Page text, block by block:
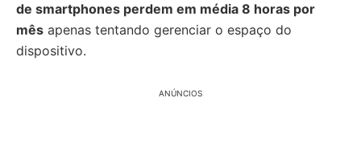
de smartphones perdem em média 8 horas por
mês apenas tentando gerenciar o espaço do
dispositivo.
ANÚNCIOS